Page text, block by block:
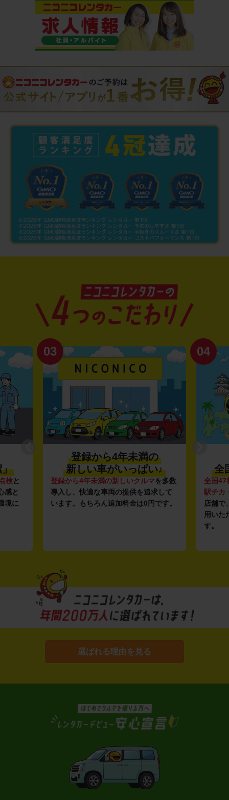
」
検と
感と
境に
03
登録から4年未満の
新しい車がいっぱい♪
登録から4年未満の新しいクルマを多数
導入し、快適な車両の提供を追求して
います。もちろん追加料金は0円です。
04
全
全国47
駅チカ
店舗で
用いた
す。
選ばれる理由を見る